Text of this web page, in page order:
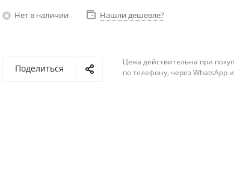
Нет в наличии Нашли дешевле?
Поделиться
Цена действительна при
по телефону, через WhatsApp